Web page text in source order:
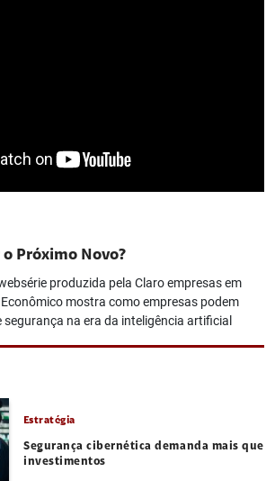
Próximo Novo?
produzida pela Claro empresas em
mostra como empresas podem
segurança na era da inteligência artificial
Estratégia
Segurança cibernética demanda mais que
investimentos